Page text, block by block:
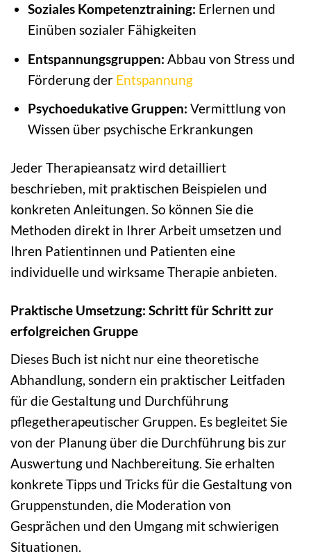
Soziales Kompetenztraining: Erlernen und
Einüben sozialer Fähigkeiten
Entspannungsgruppen: Abbau von Stress und
Förderung der Entspannung
Psychoedukative Gruppen: Vermittlung von
Wissen über psychische Erkrankungen
Jeder Therapieansatz wird detailliert
beschrieben, mit praktischen Beispielen und
konkreten Anleitungen. So können Sie die
Methoden direkt in Ihrer Arbeit umsetzen und
Ihren Patientinnen und Patienten eine
individuelle und wirksame Therapie anbieten.
Praktische Umsetzung: Schritt für Schritt zur
erfolgreichen Gruppe
Dieses Buch ist nicht nur eine theoretische
Abhandlung, sondern ein praktischer Leitfaden
für die Gestaltung und Durchführung
pflegetherapeutischer Gruppen. Es begleitet Sie
von der Planung über die Durchführung bis zur
Auswertung und Nachbereitung. Sie erhalten
konkrete Tipps und Tricks für die Gestaltung von
Gruppenstunden, die Moderation von
Gesprächen und den Umgang mit schwierigen
Situationen.